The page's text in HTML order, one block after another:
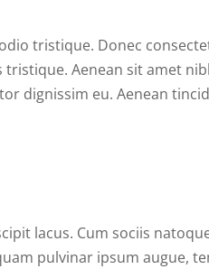
tristique. Donec
Aenean sit amet
dignissim eu. Aenean
lacus. Cum sociis
pulvinar ipsum augue,